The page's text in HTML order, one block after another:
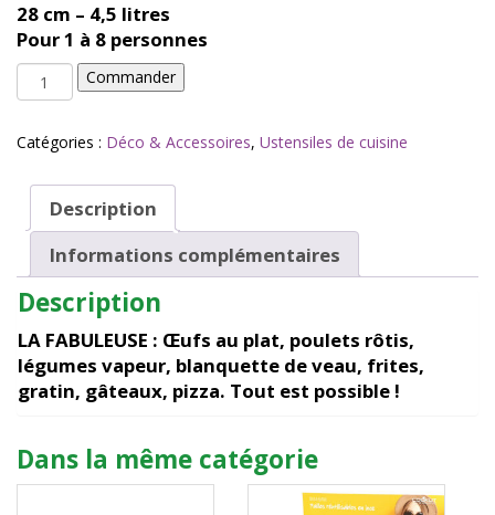
28 cm – 4,5 litres
Pour 1 à 8 personnes
quantité
de
Fabuleuse
meteore
Cookut
Commander
Catégories : Déco & Accessoires, Ustensiles de cuisine
Description
Informations complémentaires
Description
LA FABULEUSE : Œufs au plat, poulets rôtis,
légumes vapeur, blanquette de veau, frites,
gratin, gâteaux, pizza. Tout est possible !
Dans la même catégorie